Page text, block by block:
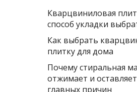
Кварцвиниловая
способ укладки
Как выбрать
плитку для дома
Почему стиральная
отжимает и
главных причин